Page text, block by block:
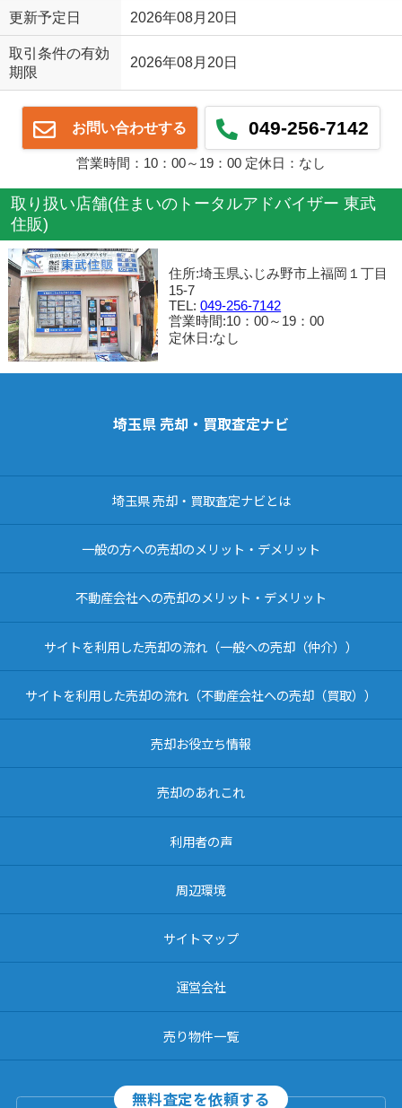
更新予定日 2026年08月20日
取引条件の有効
期限
2026年08月20日
お問い合わせする 049-256-7142
営業時間：10：00～19：00 定休日：なし
取り扱い店舗(住まいのトータルアドバイザー 東武
住販)
住所:埼玉県ふじみ野市上福岡１丁目
15-7
TEL:049-256-7142
営業時間:10：00～19：00
定休日:なし
埼玉県 売却・買取査定ナビ
埼玉県 売却・買取査定ナビとは
一般の方への売却のメリット・デメリット
不動産会社への売却のメリット・デメリット
サイトを利用した売却の流れ（一般への売却（仲介））
サイトを利用した売却の流れ（不動産会社への売却（買取））
売却お役立ち情報
売却のあれこれ
利用者の声
周辺環境
サイトマップ
運営会社
売り物件一覧
無料査定を依頼する